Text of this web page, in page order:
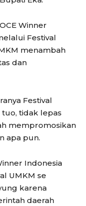
Winner
Festival
menambah
dan
Festival
tuo, tidak lepas
mempromosikan
apa pun.
Indonesia
UMKM se
karena
daerah